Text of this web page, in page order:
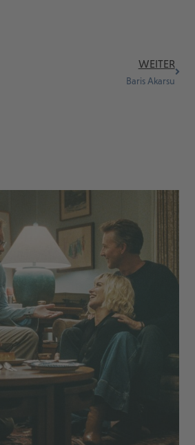
WEITER
Baris Akarsu